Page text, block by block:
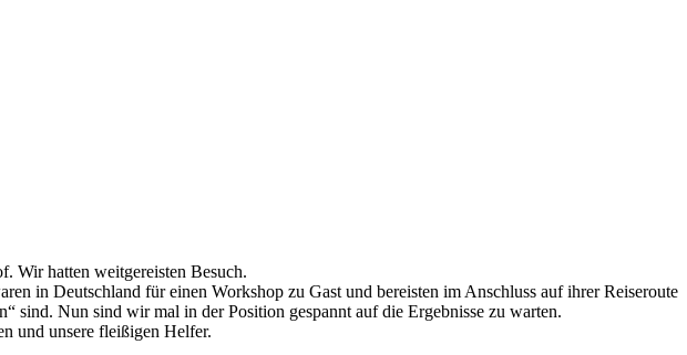
Wir hatten weitgereisten Besuch.
in Deutschland für einen Workshop zu Gast und bereisten im Anschluss auf ihrer Reiseroute
sind. Nun sind wir mal in der Position gespannt auf die Ergebnisse zu warten.
und unsere fleißigen Helfer.